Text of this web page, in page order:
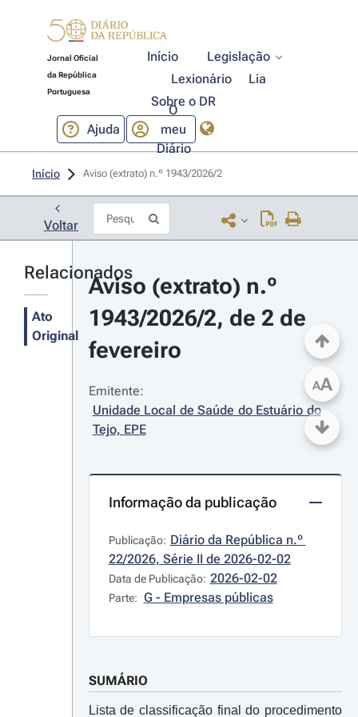
Jornal Oficial
da República
Portuguesa
Início
Legislação
Lexionário
Lia
Sobre o DR
Ajuda
O
meu
Diário
Início Aviso (extrato) n.º 1943/2026/2
Voltar
Relacionados
Ato
Original
Aviso (extrato) n.º
1943/2026/2, de 2 de
fevereiro
Emitente:
Unidade Local de Saúde do Estuário do
Tejo, EPE
Informação da publicação
Publicação: Diário da República n.º
22/2026, Série II de 2026-02-02
Data de Publicação: 2026-02-02
Parte: G - Empresas públicas
SUMÁRIO
Lista de classificação final do procedimento
AA